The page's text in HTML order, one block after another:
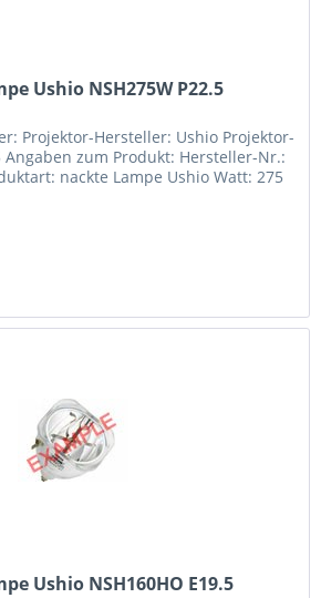
Ushio NSH275W P22.5
Projektor-Hersteller: Ushio Projektor-
Angaben zum Produkt: Hersteller-Nr.:
nackte Lampe Ushio Watt: 275
Ushio NSH160HO E19.5